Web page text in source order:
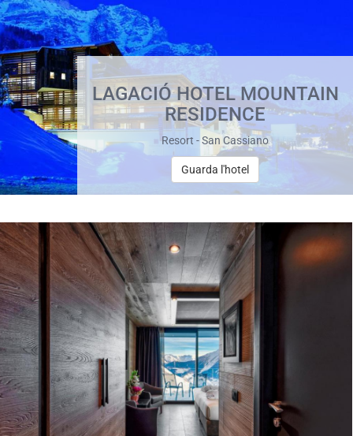
LAGACIÓ HOTEL MOUNTAIN
RESIDENCE
Resort - San Cassiano
Guarda l'hotel